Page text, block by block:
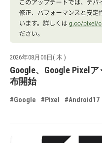
2026年08月06日( 木 )
Google、Google Pixel
布開始
#Google #Pixel #Android17